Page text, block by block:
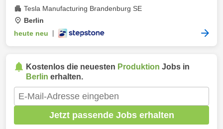
Tesla Manufacturing Brandenburg SE
Berlin
heute neu
Kostenlos die neuesten Produktion Jobs in
Berlin erhalten.
Jetzt passende Jobs erhalten